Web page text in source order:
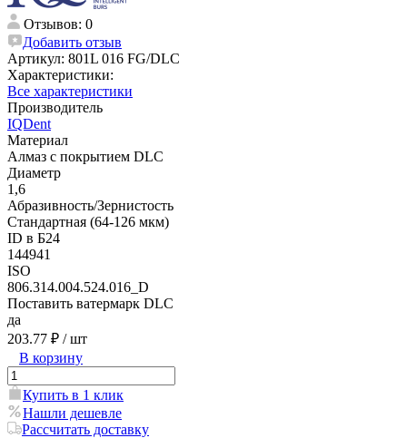
Отзывов: 0
Добавить отзыв
Артикул: 801L 016 FG/DLC
Характеристики:
Все характеристики
Производитель
IQDent
Материал
Алмаз с покрытием DLC
Диаметр
1,6
Абразивность/Зернистость
Стандартная (64-126 мкм)
ID в Б24
144941
ISO
806.314.004.524.016_D
Поставить ватермарк DLC
да
203.77 ₽ / шт
В корзину
Купить в 1 клик
Нашли дешевле
Рассчитать доставку